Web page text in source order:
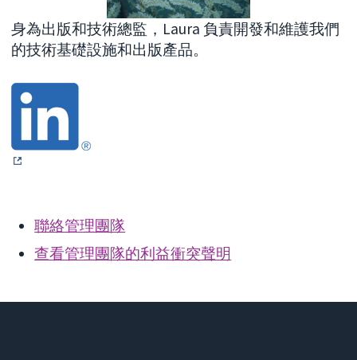
身為出版和技術總監，Laura 負責開發和維護我們
的技術基礎設施和出版產品。
聯絡管理團隊
查看管理團隊的利益衝突聲明